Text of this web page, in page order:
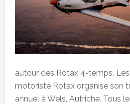
autour des Rotax 4-temps.
motoriste Rotax organise son
annuel à Wels, Autriche. Tous